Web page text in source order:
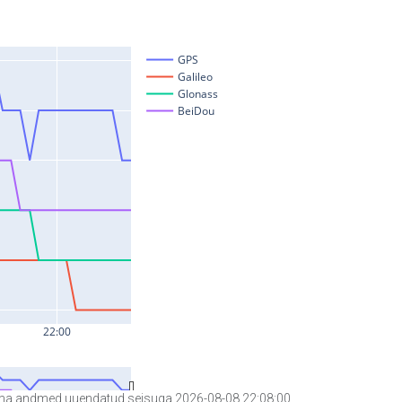
andmed uuendatud seisuga 2026-08-08 22:08:00